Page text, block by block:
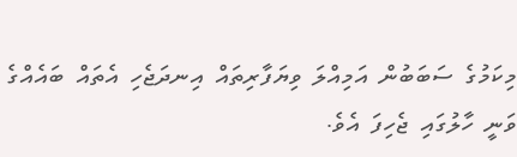
މިކަމުގެ ސަބަބުން އަމިއްލަ ވިޔަފާރިތައް އިނދަޖެހި އެތައް
ވަނީ ހާލުގައި ޖެހިފަ އެވެ.